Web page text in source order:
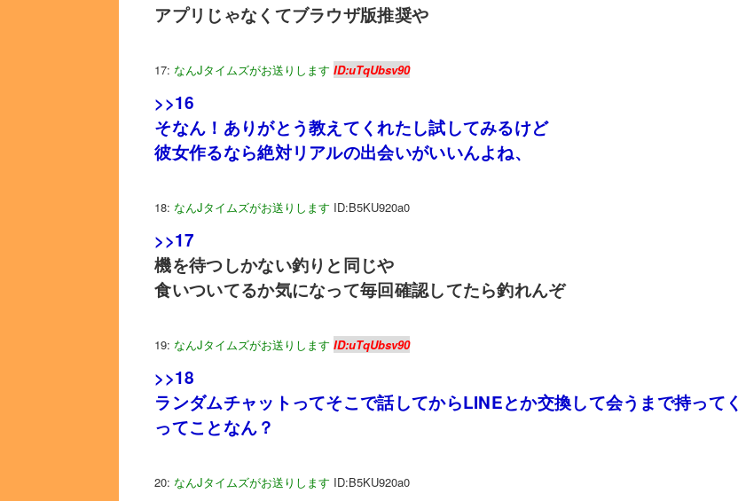
アプリじゃなくてブラウザ版推奨や
17:なんJタイムズがお送りします ID:uTqUbsv90
>>16
そなん！ありがとう教えてくれたし試してみるけど
彼女作るなら絶対リアルの出会いがいいんよね、
18:なんJタイムズがお送りします ID:B5KU920a0
>>17
機を待つしかない釣りと同じや
食いついてるか気になって毎回確認してたら釣れんぞ
19:なんJタイムズがお送りします ID:uTqUbsv90
>>18
ランダムチャットってそこで話してからLINEとか交換して会うまで持ってく
ってことなん？
20:なんJタイムズがお送りします ID:B5KU920a0